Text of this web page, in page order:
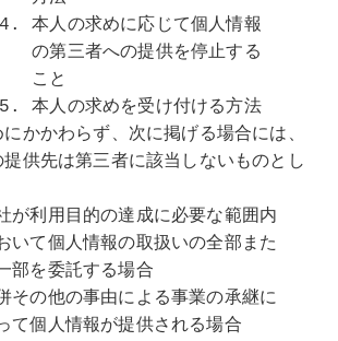
本人の求めに応じて個人情報
の第三者への提供を停止する
こと
本人の求めを受け付ける方法
かかわらず、次に掲げる場合には、
供先は第三者に該当しないものとし
が利用目的の達成に必要な範囲内
いて個人情報の取扱いの全部また
部を委託する場合
その他の事由による事業の承継に
て個人情報が提供される場合